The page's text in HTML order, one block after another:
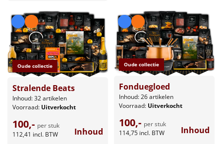
Oude collectie
Stralende Beats
Inhoud: 32 artikelen
Voorraad: Uitverkocht
100,- per stuk
112,41 incl. BTW Inhoud
Oude collectie
Fonduegloed
Inhoud: 26 artikelen
Voorraad: Uitverkocht
100,- per stuk
114,75 incl. BTW Inhoud